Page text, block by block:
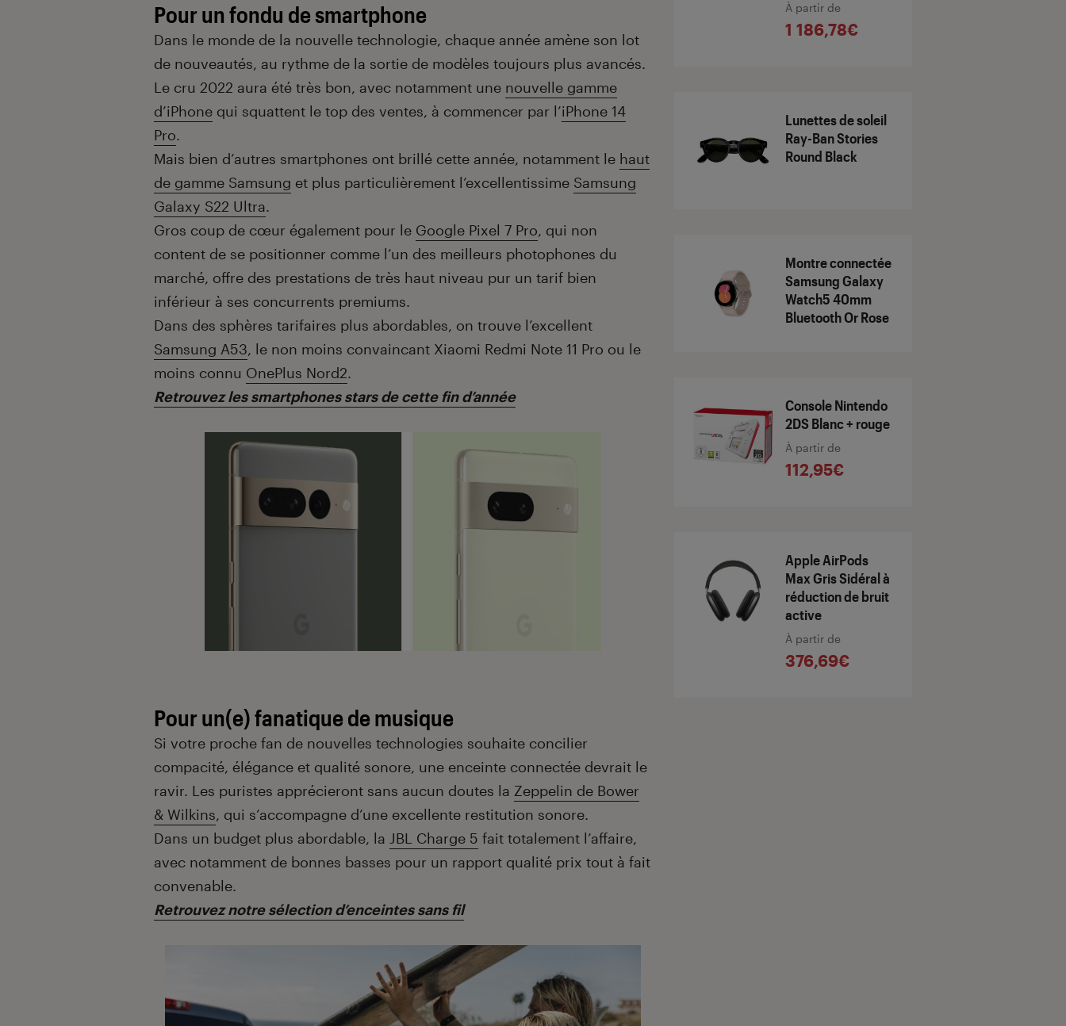
Pour un fondu de smartphone
Dans le monde de la nouvelle technologie, chaque année amène son lot
de nouveautés, au rythme de la sortie de modèles toujours plus avancés.
Le cru 2022 aura été très bon, avec notamment une nouvelle gamme
d’iPhone qui squattent le top des ventes, à commencer par l’iPhone 14
Pro.
Mais bien d’autres smartphones ont brillé cette année, notamment le haut
de gamme Samsung et plus particulièrement l’excellentissime Samsung
Galaxy S22 Ultra.
Gros coup de cœur également pour le Google Pixel 7 Pro, qui non
content de se positionner comme l’un des meilleurs photophones du
marché, offre des prestations de très haut niveau pur un tarif bien
inférieur à ses concurrents premiums.
Dans des sphères tarifaires plus abordables, on trouve l’excellent
Samsung A53, le non moins convaincant Xiaomi Redmi Note 11 Pro ou le
moins connu OnePlus Nord2.
Retrouvez les smartphones stars de cette fin d’année
Pour un(e) fanatique de musique
Si votre proche fan de nouvelles technologies souhaite concilier
compacité, élégance et qualité sonore, une enceinte connectée devrait le
ravir. Les puristes apprécieront sans aucun doutes la Zeppelin de Bower
& Wilkins, qui s’accompagne d’une excellente restitution sonore.
Dans un budget plus abordable, la JBL Charge 5 fait totalement l’affaire,
avec notamment de bonnes basses pour un rapport qualité prix tout à fait
convenable.
Retrouvez notre sélection d’enceintes sans fil
À partir de
1 186,78€
Lunettes de soleil
Ray-Ban Stories
Round Black
Montre connectée
Samsung Galaxy
Watch5 40mm
Bluetooth Or Rose
Console Nintendo
2DS Blanc + rouge
À partir de
112,95€
Apple AirPods
Max Gris Sidéral à
réduction de bruit
active
À partir de
376,69€